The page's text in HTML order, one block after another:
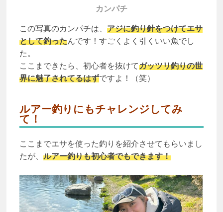
カンパチ
この写真のカンパチは、 アジに釣り針をつけてエサ
として釣ったんです！すごくよく引くいい魚でし
た。
ここまできたら、初心者を抜けてガッツリ釣りの世
界に魅了されてるはずですよ！（笑）
ルアー釣りにもチャレンジしてみ
て！
ここまでエサを使った釣りを紹介させてもらいまし
たが、 ルアー釣りも初心者でもできます！